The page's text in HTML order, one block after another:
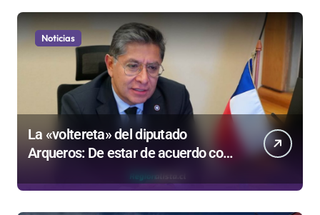
Noticias
La «voltereta» del diputado
Arqueros: De estar de acuerdo con
privatizar Codelco a defender una
empresa 100% estatal